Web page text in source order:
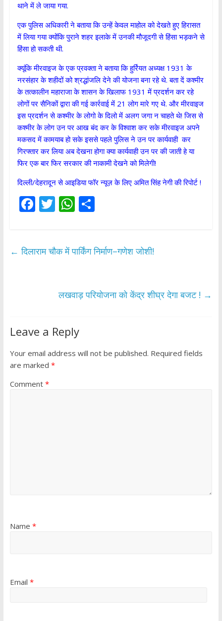
थाने में ले जाया गया.
एक पुलिस अधिकारी ने बताया कि उन्हें केवल माहोल को देखते हुए हिरासत
में लिया गया क्योंकि पुराने शहर इलाके में उनकी मौजूदगी से हिंसा भड़कने से
हिंसा हो सकती थी.
क्यूंकि मीरवाइज के एक प्रवक्ता ने बताया कि हुर्रियत अध्यक्ष 1931 के
नरसंहार के शहीदों को श्रद्धांजलि देने की योजना बना रहे थे. बता दें कश्मीर
के तत्कालीन महाराजा के शासन के खिलाफ 1931 में प्रदर्शन कर रहे
लोगों पर सैनिकों द्वारा की गई कार्रवाई में 21 लोग मारे गए थे. और मीरवाइज
इस प्रदर्शन से कश्मीर के लोगो के दिलो में अलग जगा न चाहते थे! जिस से
कश्मीर के लोग उन पर आख बंद कर के विश्वाश कर सके मीरवाइज अपने
मकसद में कामयाब हो सके इससे पहले पुलिस ने उन पर कार्यवाही कर
गिरफ्तार कर लिया अब देखना होगा क्या कार्यवाही उन पर की जाती हे या
फिर एक बार फिर सरकार की नाकामी देखने को मिलेगी!
दिल्ली/देहरादून से आइडिया फॉर न्यूज़ के लिए अमित सिंह नेगी की रिपोर्ट !
F
b
T
er
W
s
p
S
e
← दिलाराम चौक में पार्किंग निर्माण–गणेश जोशी!
लखवाड़ परियोजना को केंद्र शीघ्र देगा बजट ! →
Leave a Reply
Your email address will not be published. Required fields
are marked *
Comment *
Name *
Email *